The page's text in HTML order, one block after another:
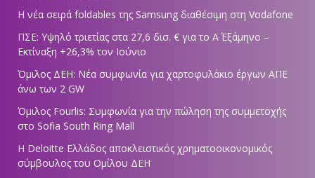
Η νέα σειρά foldables της Samsung διαθέσιμη στη Vodafone
ΠΣΕ: Υψηλό τριετίας στα 27,6 δισ. € για το Α΄ Εξάμηνο –
Εκτίναξη +26,3% τον Ιούνιο
Όμιλος ΔΕΗ: Νέα συμφωνία για χαρτοφυλάκιο έργων ΑΠΕ
άνω των 2 GW
Όμιλος Fourlis: Συμφωνία για την πώληση της συμμετοχής
στο Sofia South Ring Mall
Η Deloitte Ελλάδος αποκλειστικός χρηματοοικονομικός
σύμβουλος του Ομίλου ΔΕΗ